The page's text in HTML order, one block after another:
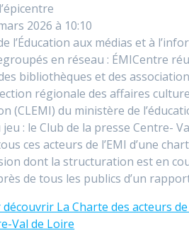
2026 à 10:10
l’Éducation aux médias et à
en réseau : ÉMICentre
bibliothèques et des
régionale des affaires
(CLEMI) du ministère de
: le Club de la presse Centre-
ces acteurs de l’EMI d’une
dont la structuration est en
de tous les publics d’un
La Charte des acteurs
Val de Loire